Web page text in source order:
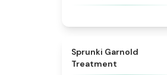
Sprunki Garnold
Treatment